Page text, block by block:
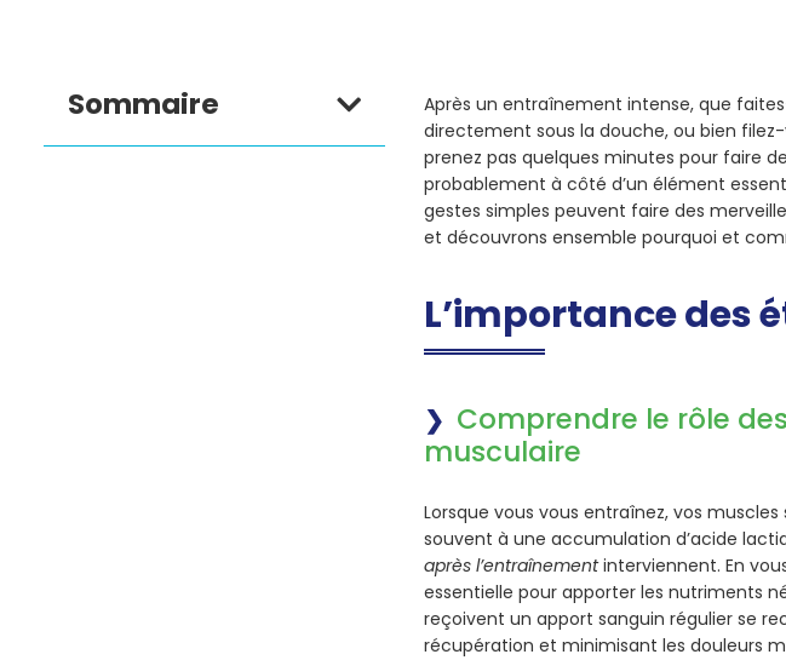
Sommaire
Après un entraînement intense, que
directement sous la douche, ou bien
prenez pas quelques minutes pour faire
probablement à côté d’un élément
gestes simples peuvent faire des
et découvrons ensemble pourquoi et
L’importance des
Comprendre le rôle
musculaire
Lorsque vous vous entraînez, vos
souvent à une accumulation d’acide
après l’entraînementinterviennent. En
essentielle pour apporter les nutriments
reçoivent un apport sanguin régulier se
récupération et minimisant les douleurs